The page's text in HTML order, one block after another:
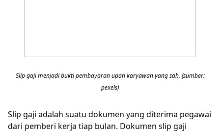
Slip gaji menjadi bukti pembayaran upah karyawan yang sah. (sumber:
pexels)
Slip gaji adalah suatu dokumen yang diterima pegawai
dari pemberi kerja tiap bulan. Dokumen slip gaji